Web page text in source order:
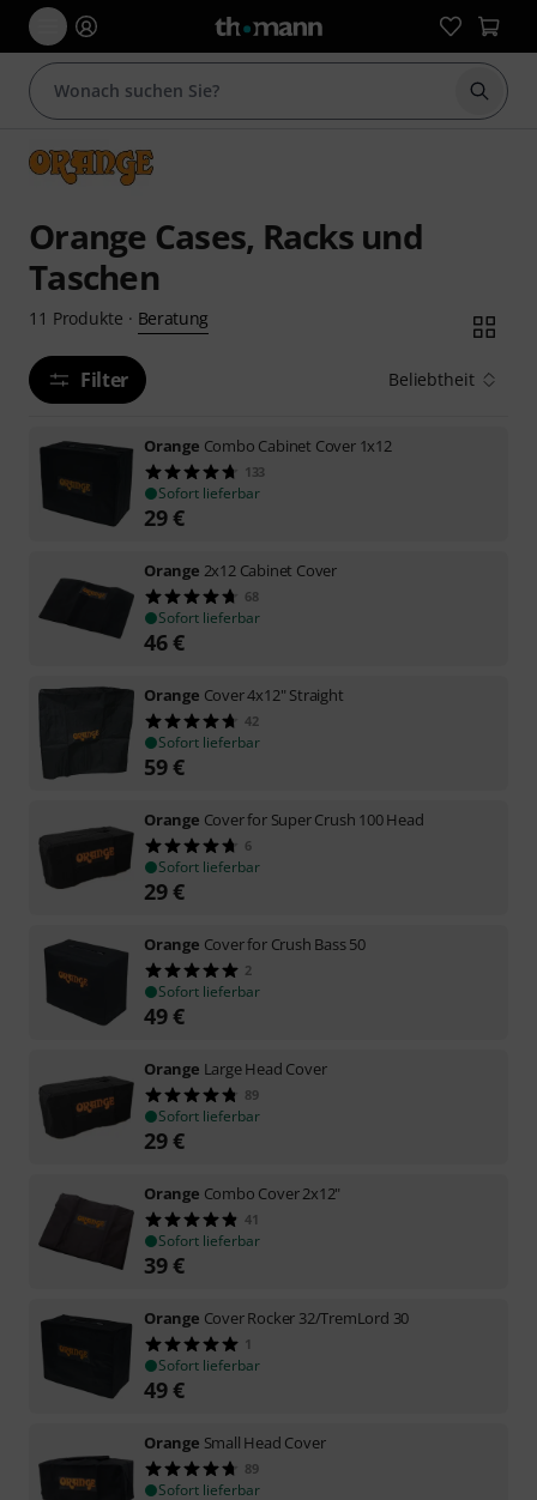
Suche
Orange Cases, Racks und
Taschen
11 Produkte · Beratung
Filter Beliebtheit
Orange Combo Cabinet Cover 1x12
133
Sofort lieferbar
29€
Orange 2x12 Cabinet Cover
68
Sofort lieferbar
46€
Orange Cover 4x12" Straight
42
Sofort lieferbar
59€
Orange Cover for Super Crush 100 Head
6
Sofort lieferbar
29€
Orange Cover for Crush Bass 50
2
Sofort lieferbar
49€
Orange Large Head Cover
89
Sofort lieferbar
29€
Orange Combo Cover 2x12"
41
Sofort lieferbar
39€
Orange Cover Rocker 32/TremLord 30
1
Sofort lieferbar
49€
Orange Small Head Cover
89
Sofort lieferbar